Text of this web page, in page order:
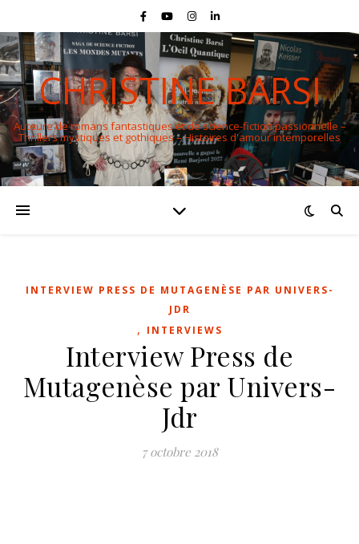
CHRISTINE BARSI
Auteure de romans fantastiques et de science-fiction passionnelle –
Thrillers mystiques et gothiques – Histoires d'amour intemporelles
INTERVIEW PRESS DE MUTAGENÈSE PAR UNIVERS-
JDR
, INTERVIEWS
Interview Press de
Mutagenèse par Univers-
Jdr
7 octobre 2018